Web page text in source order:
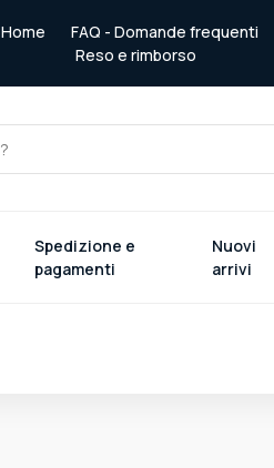
Home
FAQ - Domande frequenti
Reso e rimborso
Spedizione e
pagamenti
Nuovi
arrivi